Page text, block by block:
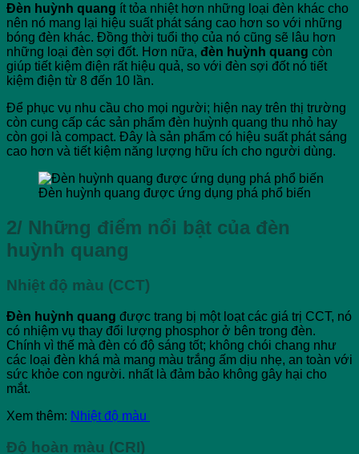
Đèn huỳnh quang ít tỏa nhiệt hơn những loại đèn khác cho
nên nó mang lại hiệu suất phát sáng cao hơn so với những
bóng đèn khác. Đồng thời tuổi thọ của nó cũng sẽ lâu hơn
những loại đèn sợi đốt. Hơn nữa, đèn huỳnh quang còn
giúp tiết kiệm điện rất hiệu quả, so với đèn sợi đốt nó tiết
kiệm điện từ 8 đến 10 lần.
Để phục vụ nhu cầu cho mọi người; hiện nay trên thị trường
còn cung cấp các sản phẩm đèn huỳnh quang thu nhỏ hay
còn gọi là compact. Đây là sản phẩm có hiệu suất phát sáng
cao hơn và tiết kiệm năng lượng hữu ích cho người dùng.
Đèn huỳnh quang được ứng dụng phá phổ biến
2/ Những điểm nổi bật của đèn
huỳnh quang
Nhiệt độ màu (CCT)
Đèn huỳnh quang được trang bị một loạt các giá trị CCT, nó
có nhiệm vụ thay đổi lượng phosphor ở bên trong đèn.
Chính vì thế mà đèn có độ sáng tốt; không chói chang như
các loại đèn khá mà mang màu trắng ấm dịu nhẹ, an toàn với
sức khỏe con người. nhất là đảm bảo không gây hại cho
mắt.
Xem thêm: Nhiệt độ màu
Độ hoàn màu (CRI)